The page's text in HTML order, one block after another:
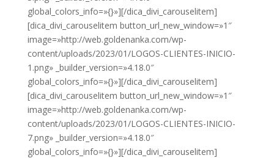
global_colors_info=»{}»][/dica_divi_carouselitem]
[dica_divi_carouselitem button_url_new_window=»1″
image=»http://web.goldenanka.com/wp-
content/uploads/2023/01/LOGOS-CLIENTES-INICIO-
1.png» _builder_version=»4.18.0″
global_colors_info=»{}»][/dica_divi_carouselitem]
[dica_divi_carouselitem button_url_new_window=»1″
image=»http://web.goldenanka.com/wp-
content/uploads/2023/01/LOGOS-CLIENTES-INICIO-
7.png» _builder_version=»4.18.0″
global_colors_info=»{}»][/dica_divi_carouselitem]